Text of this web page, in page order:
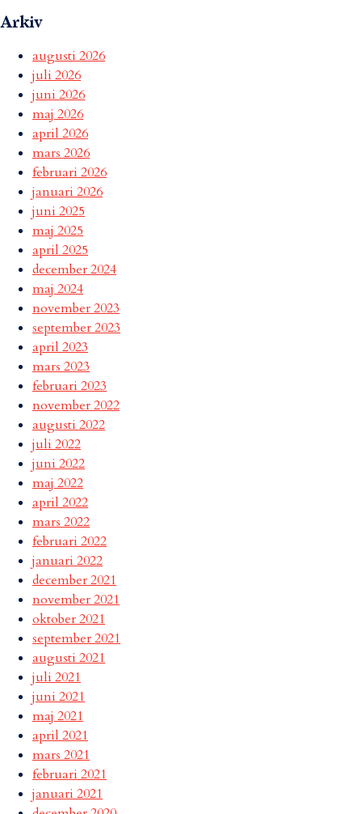
Arkiv
augusti 2026
juli 2026
juni 2026
maj 2026
april 2026
mars 2026
februari 2026
januari 2026
juni 2025
maj 2025
april 2025
december 2024
maj 2024
november 2023
september 2023
april 2023
mars 2023
februari 2023
november 2022
augusti 2022
juli 2022
juni 2022
maj 2022
april 2022
mars 2022
februari 2022
januari 2022
december 2021
november 2021
oktober 2021
september 2021
augusti 2021
juli 2021
juni 2021
maj 2021
april 2021
mars 2021
februari 2021
januari 2021